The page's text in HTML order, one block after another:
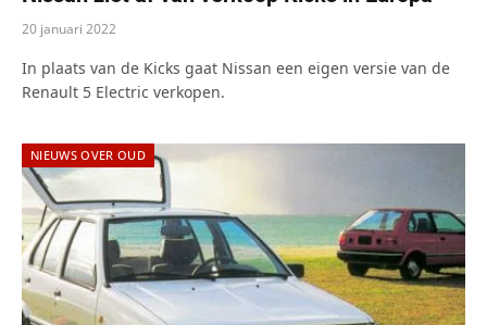
20 januari 2022
In plaats van de Kicks gaat Nissan een eigen versie van de
Renault 5 Electric verkopen.
NIEUWS OVER OUD